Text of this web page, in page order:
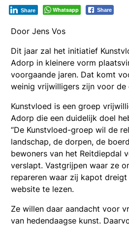
Whatsapp Share
Share
Door Jens Vos
Dit jaar zal het initiatief
Adorp in kleinere vorm
voorgaande jaren. Dat komt
weinig vrijwilligers zijn voor de
Kunstvloed is een groep
Adorp die een duidelijk doel
“De Kunstvloed-groep wil de
landschap, de dorpen, de
bewoners van het Reitdiepdal
verslapt. Vastgrijpen waar ze
repareren waar zij kapot dreigt
website te lezen.
Ze willen daar aandacht voor
van hedendaagse kunst.